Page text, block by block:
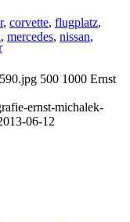
, corvette, flugplatz,
, mercedes, nissan,
500 1000 Ernst
ernst-michalek-
06-12